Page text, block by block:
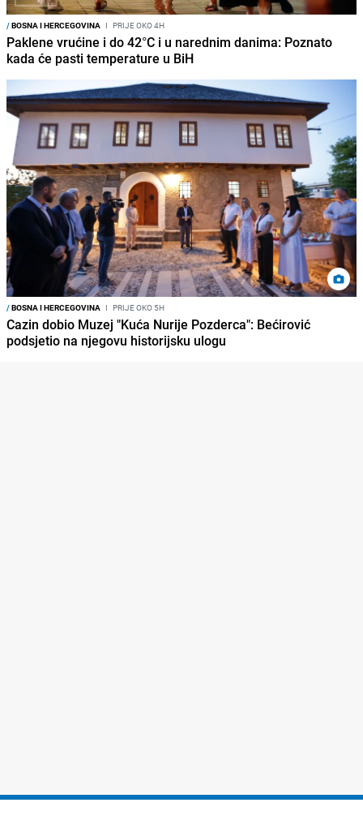
/BOSNA I HERCEGOVINA I PRIJE OKO 4H
Paklene vrućine i do 42°C i u narednim danima: Poznato
kada će pasti temperature u BiH
/BOSNA I HERCEGOVINA I PRIJE OKO 5H
Cazin dobio Muzej "Kuća Nurije Pozderca": Bećirović
podsjetio na njegovu historijsku ulogu